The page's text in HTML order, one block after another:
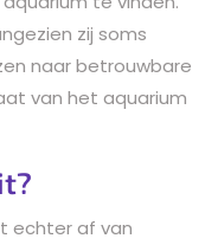
zij soms
naar betrouwbare
van het aquarium
echter af van